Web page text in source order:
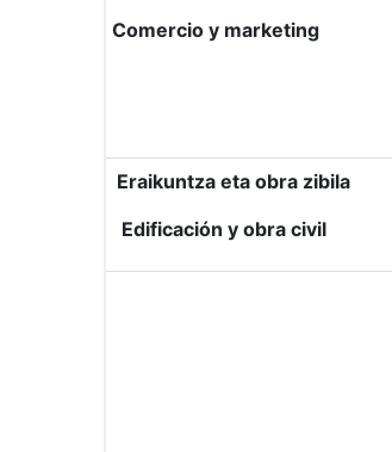
Comercio y marketing
Eraikuntza eta obra zibila
Edificación y obra civil